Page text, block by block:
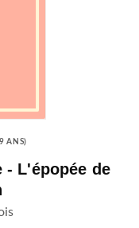
ANS)
- L'épopée de